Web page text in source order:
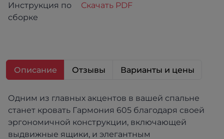
Инструкция по
сборке
Скачать PDF
Описание Отзывы Варианты и цены
Одним из главных акцентов в вашей спальне
станет кровать Гармония 605 благодаря своей
эргономичной конструкции, включающей
выдвижные ящики, и элегантным